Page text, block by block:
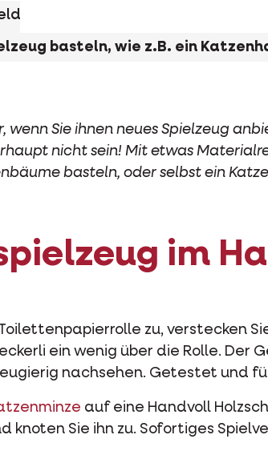
basteln, wie z.B. ein
Sie ihnen neues Spielzeug
nicht sein! Mit etwas
basteln, oder selbst ein
im
zu, verstecken
ein wenig über die Rolle. Der
nachsehen. Getestet und
auf eine Handvoll
knoten Sie ihn zu. Sofortiges